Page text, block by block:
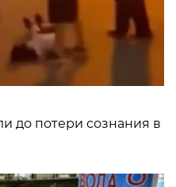
до потери сознания в